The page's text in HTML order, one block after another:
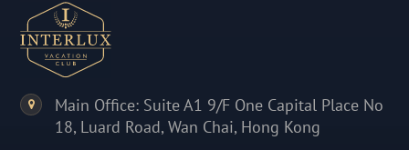
Main Office: Suite A1 9/F One Capital Place No
18, Luard Road, Wan Chai, Hong Kong